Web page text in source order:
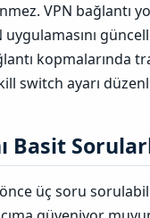
VPN bağlantı
kopmalarında
switch ayarı
Basit
üç soru